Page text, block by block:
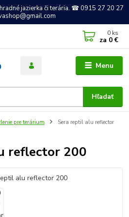
jazierka či terária. ☎ 0915 27 20 27
Menu
Hľadať
0 ks
za 0 €
pre terárium
Sera reptil alu reflector
reflector 200